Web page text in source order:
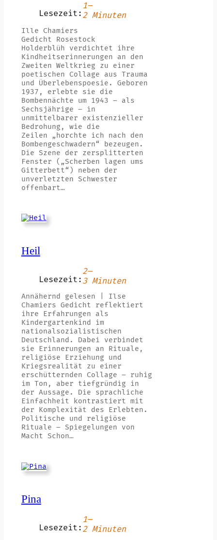
Lesezeit:
1–
2 Minuten
Ille Chamiers
Gedicht Rosestock
Holderblüh verdichtet ihre
Kindheitserinnerungen an den
Zweiten Weltkrieg zu einer
poetischen Collage aus Trauma
und Überlebenspoesie. Geboren
1937, erlebte sie die
Bombennächte um 1943 – als
Sechsjährige – in
unmittelbarer existenzieller
Bedrohung, wie die
Zeilen „horchte ich nach den
Bombengeschwadern“ bezeugen.
Die Szene der zersplitterten
Fenster („Scherben lagen ums
Gitterbett“) neben der
unverletzten Schwester
offenbart…
Heil
Lesezeit:
2–
3 Minuten
Annähernd gelesen | Ilse
Chamiers Gedicht reflektiert
ihre Erfahrungen als
Kindergartenkind im
nationalsozialistischen
Deutschland. Dabei verbindet
sie Erinnerungen an Rituale,
religiöse Erziehung und
Kriegsrealität zu einer
erschütternden Collage – ruhig
im Ton, aber tiefgründig in
der Aussage. Die sprachliche
Einfachheit kontrastiert mit
der Komplexität des Erlebten.
Politische und religiöse
Rituale – Spiegelungen von
Macht Schon…
Pina
Lesezeit:
1–
2 Minuten